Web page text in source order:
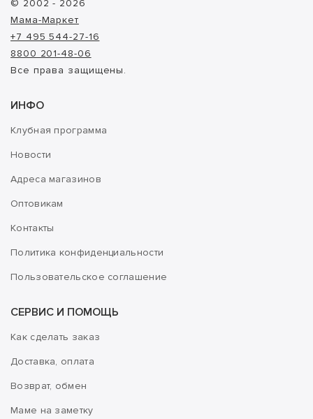
© 2002 - 2026
Мама-Маркет
+7 495 544-27-16
8800 201-48-06
Все права защищены.
ИНФО
Клубная программа
Новости
Адреса магазинов
Оптовикам
Контакты
Политика конфиденциальности
Пользовательское соглашение
СЕРВИС И ПОМОЩЬ
Как сделать заказ
Доставка, оплата
Возврат, обмен
Маме на заметку